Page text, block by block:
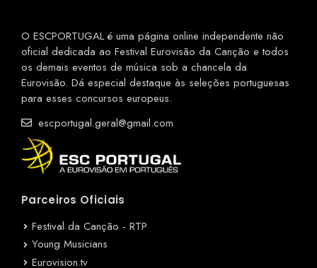
O ESCPORTUGAL é uma página online independente não
oficial dedicada ao Festival Eurovisão da Canção e todos
os demais eventos de música sob a chancela da
Eurovisão. Dá especial destaque às seleções portuguesas
para esses concursos europeus.
escportugal.geral@gmail.com
Parceiros Oficiais
Festival da Canção - RTP
Young Musicians
Eurovision.tv